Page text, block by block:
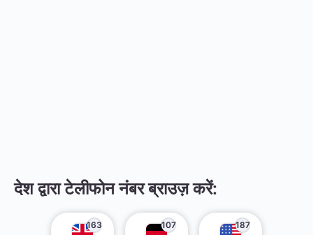
देश द्वारा टेलीफोन नंबर ब्राउज़ करें:
163 107 187